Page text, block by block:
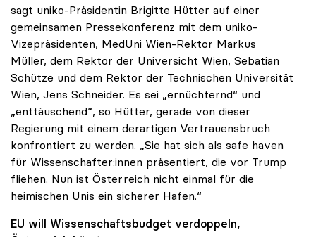
sagt uniko-Präsidentin Brigitte Hütter auf einer
gemeinsamen Pressekonferenz mit dem uniko-
Vizepräsidenten, MedUni Wien-Rektor Markus
Müller, dem Rektor der Universicht Wien, Sebatian
Schütze und dem Rektor der Technischen Universität
Wien, Jens Schneider. Es sei „ernüchternd“ und
„enttäuschend“, so Hütter, gerade von dieser
Regierung mit einem derartigen Vertrauensbruch
konfrontiert zu werden. „Sie hat sich als safe haven
für Wissenschafter:innen präsentiert, die vor Trump
fliehen. Nun ist Österreich nicht einmal für die
heimischen Unis ein sicherer Hafen.“
EU will Wissenschaftsbudget verdoppeln,